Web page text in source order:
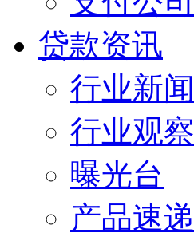
贷款资讯
行业新闻
行业观察
曝光台
产品速递